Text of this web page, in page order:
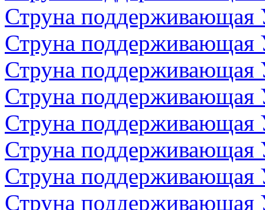
Струна
Струна
Струна
Струна
Струна
Струна
Струна
Струна